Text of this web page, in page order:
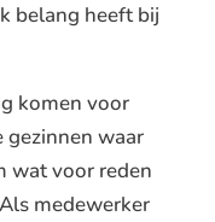
belang heeft bij
komen voor
gezinnen waar
wat voor reden
medewerker